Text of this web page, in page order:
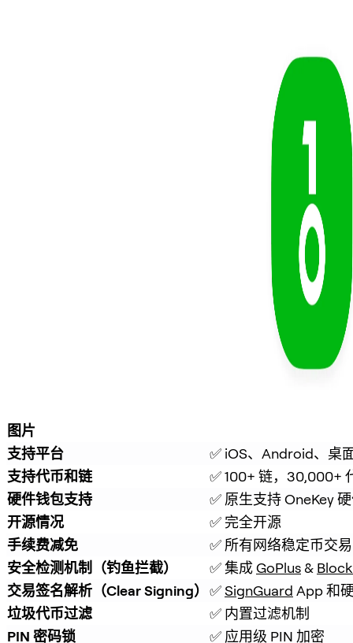
图片
支持平台
✅ iOS、Android、桌
支持代币和链
✅ 100+ 链，30,000+
硬件钱包支持
✅ 原生支持 OneKey
开源情况
✅ 完全开源
手续费减免
✅ 所有网络稳定币交
安全检测机制（钓鱼拦截）
✅ 集成 GoPlus &
交易签名解析（Clear Signing） ✅ SignGuard App 和
垃圾代币过滤
✅ 内置过滤机制
PIN 密码锁
✅ 应用级 PIN 加密